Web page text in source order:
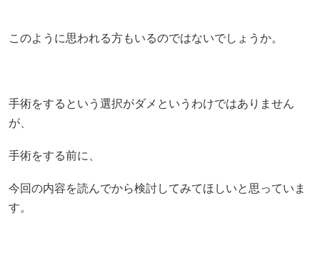
このように思われる方もいるのではないでしょうか。
手術をするという選択がダメというわけではありません
が、
手術をする前に、
今回の内容を読んでから検討してみてほしいと思っていま
す。